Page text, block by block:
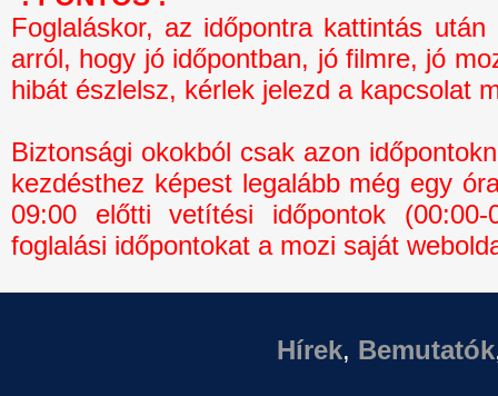
Foglaláskor, az időpontra kattintás
arról, hogy jó időpontban, jó filmre, jó
hibát észlelsz, kérlek jelezd a kapcsolat
Biztonsági okokból csak azon
kezdésthez képest legalább még egy
09:00 előtti vetítési időpontok
foglalási időpontokat a mozi saját
Hírek, Bemutatók